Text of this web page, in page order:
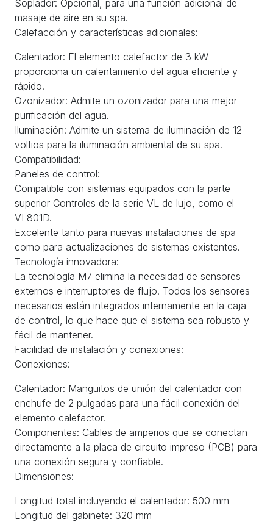
Soplador: Opcional, para una función adicional de
masaje de aire en su spa.
Calefacción y características adicionales:
Calentador: El elemento calefactor de 3 kW
proporciona un calentamiento del agua eficiente y
rápido.
Ozonizador: Admite un ozonizador para una mejor
purificación del agua.
Iluminación: Admite un sistema de iluminación de 12
voltios para la iluminación ambiental de su spa.
Compatibilidad:
Paneles de control:
Compatible con sistemas equipados con la parte
superior Controles de la serie VL de lujo, como el
VL801D.
Excelente tanto para nuevas instalaciones de spa
como para actualizaciones de sistemas existentes.
Tecnología innovadora:
La tecnología M7 elimina la necesidad de sensores
externos e interruptores de flujo. Todos los sensores
necesarios están integrados internamente en la caja
de control, lo que hace que el sistema sea robusto y
fácil de mantener.
Facilidad de instalación y conexiones:
Conexiones:
Calentador: Manguitos de unión del calentador con
enchufe de 2 pulgadas para una fácil conexión del
elemento calefactor.
Componentes: Cables de amperios que se conectan
directamente a la placa de circuito impreso (PCB) para
una conexión segura y confiable.
Dimensiones:
Longitud total incluyendo el calentador: 500 mm
Longitud del gabinete: 320 mm